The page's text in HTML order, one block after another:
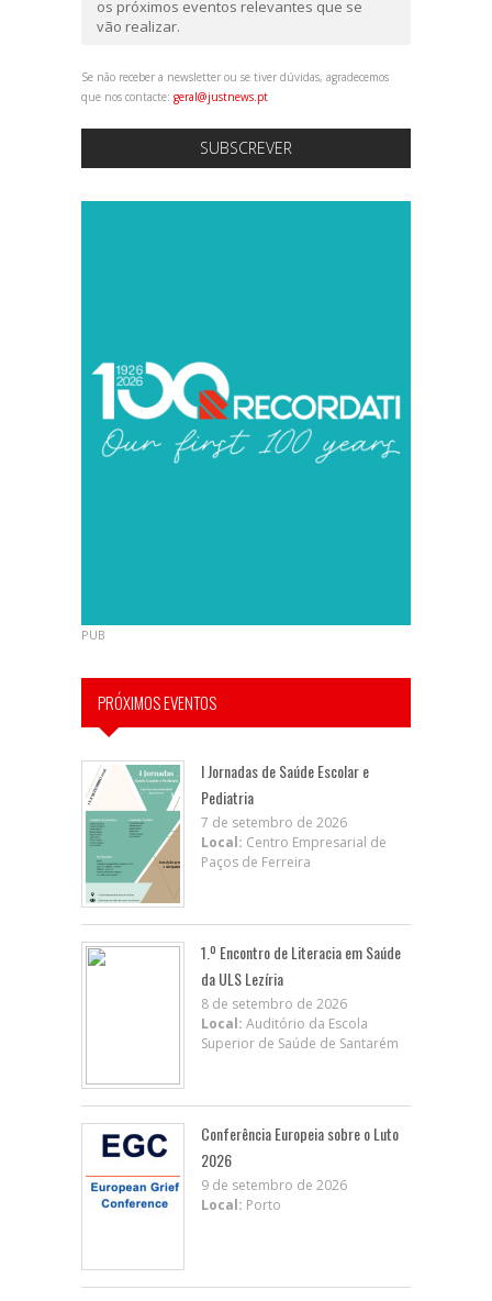
os próximos eventos relevantes que se
vão realizar.
Se não receber a newsletter ou se tiver dúvidas, agradecemos
que nos contacte: geral@justnews.pt
SUBSCREVER
PUB
PRÓXIMOS EVENTOS
I Jornadas de Saúde Escolar e
Pediatria
7 de setembro de 2026
Local: Centro Empresarial de
Paços de Ferreira
1.º Encontro de Literacia em Saúde
da ULS Lezíria
8 de setembro de 2026
Local: Auditório da Escola
Superior de Saúde de Santarém
Conferência Europeia sobre o Luto
2026
9 de setembro de 2026
Local: Porto